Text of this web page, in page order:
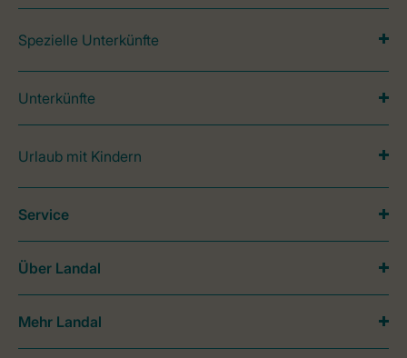
Spezielle Unterkünfte
Unterkünfte
Urlaub mit Kindern
Service
Über Landal
Mehr Landal